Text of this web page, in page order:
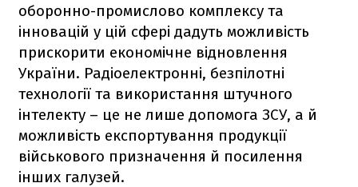
оборонно-промислово комплексу та
інновацій у цій сфері дадуть можливість
прискорити економічне відновлення
України. Радіоелектронні, безпілотні
технології та використання штучного
інтелекту – це не лише допомога ЗСУ, а й
можливість експортування продукції
військового призначення й посилення
інших галузей.